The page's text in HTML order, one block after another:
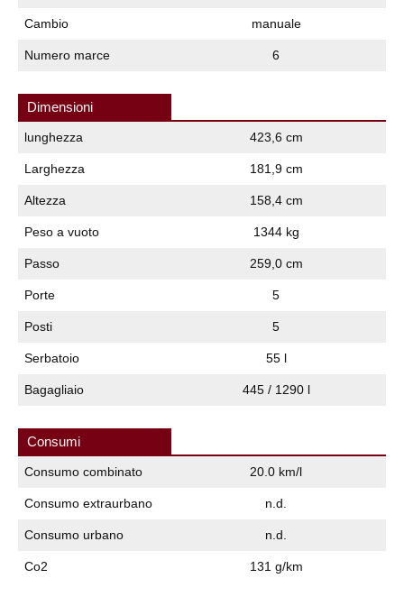
Cambio manuale
Numero marce 6
Dimensioni
lunghezza 423,6 cm
Larghezza 181,9 cm
Altezza 158,4 cm
Peso a vuoto 1344 kg
Passo 259,0 cm
Porte 5
Posti 5
Serbatoio 55 l
Bagagliaio 445 / 1290 l
Consumi
Consumo combinato 20.0 km/l
Consumo extraurbano n.d.
Consumo urbano n.d.
Co2 131 g/km